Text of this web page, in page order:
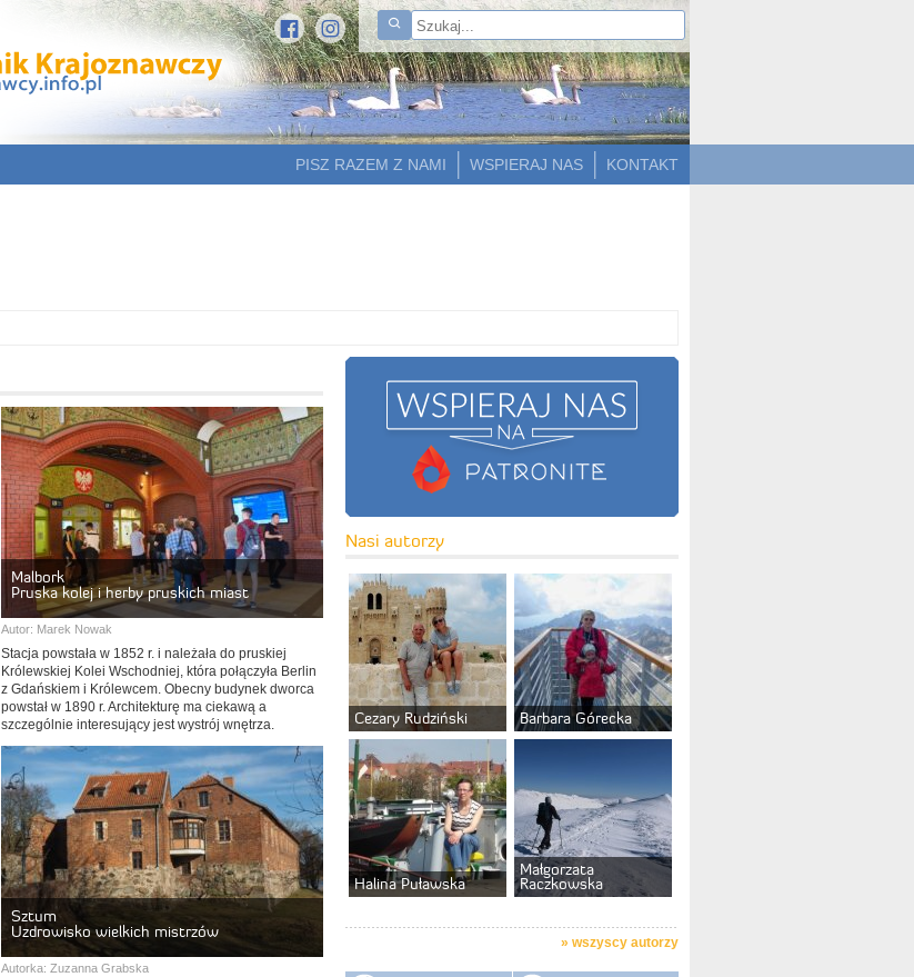
KONTAKT
WSPIERAJ NAS
PISZ RAZEM Z NAMI
Malbork
Pruska kolej i herby pruskich miast
Autor: Marek Nowak
Stacja powstała w 1852 r. i należała do pruskiej
Królewskiej Kolei Wschodniej, która połączyła Berlin
z Gdańskiem i Królewcem. Obecny budynek dworca
powstał w 1890 r. Architekturę ma ciekawą a
szczególnie interesujący jest wystrój wnętrza.
Sztum
Uzdrowisko wielkich mistrzów
Autorka: Zuzanna Grabska
Nasi autorzy
Cezary Rudziński Barbara Górecka
Halina Puławska
Małgorzata
Raczkowska
» wszyscy autorzy